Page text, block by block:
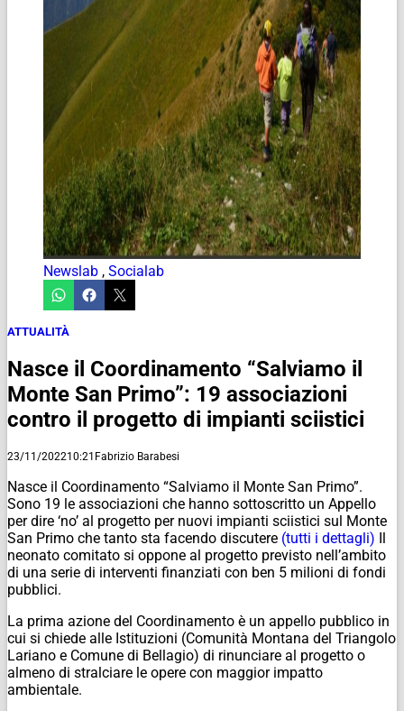
Newslab , Socialab
ATTUALITÀ
Nasce il Coordinamento “Salviamo il
Monte San Primo”: 19 associazioni
contro il progetto di impianti sciistici
23/11/202210:21 Fabrizio Barabesi
Nasce il Coordinamento “Salviamo il Monte San Primo”.
Sono 19 le associazioni che hanno sottoscritto un Appello
per dire ‘no’ al progetto per nuovi impianti sciistici sul Monte
San Primo che tanto sta facendo discutere (tutti i dettagli) Il
neonato comitato si oppone al progetto previsto nell’ambito
di una serie di interventi finanziati con ben 5 milioni di fondi
pubblici.
La prima azione del Coordinamento è un appello pubblico in
cui si chiede alle Istituzioni (Comunità Montana del Triangolo
Lariano e Comune di Bellagio) di rinunciare al progetto o
almeno di stralciare le opere con maggior impatto
ambientale.